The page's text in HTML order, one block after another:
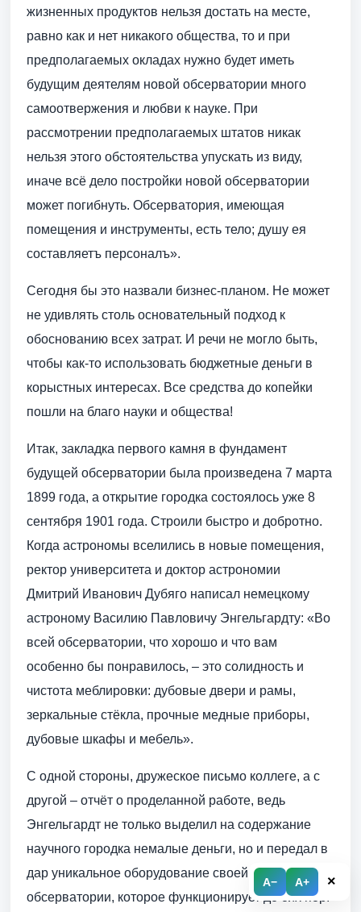
A− A+ ×
жизненных продуктов нельзя достать на месте,
равно как и нет никакого общества, то и при
предполагаемых окладах нужно будет иметь
будущим деятелям новой обсерватории много
самоотвержения и любви к науке. При
рассмотрении предполагаемых штатов никак
нельзя этого обстоятельства упускать из виду,
иначе всё дело постройки новой обсерватории
может погибнуть. Обсерватория, имеющая
помещения и инструменты, есть тело; душу ея
составляетъ персоналъ».
Сегодня бы это назвали бизнес-планом. Не может
не удивлять столь основательный подход к
обоснованию всех затрат. И речи не могло быть,
чтобы как-то использовать бюджетные деньги в
корыстных интересах. Все средства до копейки
пошли на благо науки и общества!
Итак, закладка первого камня в фундамент
будущей обсерватории была произведена 7 марта
1899 года, а открытие городка состоялось уже 8
сентября 1901 года. Строили быстро и добротно.
Когда астрономы вселились в новые помещения,
ректор университета и доктор астрономии
Дмитрий Иванович Дубяго написал немецкому
астроному Василию Павловичу Энгельгардту: «Во
всей обсерватории, что хорошо и что вам
особенно бы понравилось, – это солидность и
чистота меблировки: дубовые двери и рамы,
зеркальные стёкла, прочные медные приборы,
дубовые шкафы и мебель».
С одной стороны, дружеское письмо коллеге, а с
другой – отчёт о проделанной работе, ведь
Энгельгардт не только выделил на содержание
научного городка немалые деньги, но и передал в
дар уникальное оборудование своей дрезденской
обсерватории, которое функционирует до сих пор.